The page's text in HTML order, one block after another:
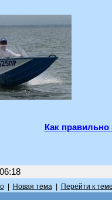
Как
| Новая тема| Перейти к теме